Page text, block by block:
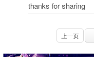
thanks for sharing
上一页